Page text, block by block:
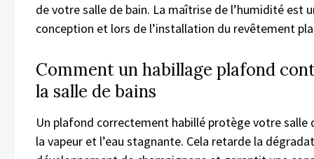
de votre salle de bain. La maîtrise de l’humidité est
conception et lors de l’installation du revêtement
Comment un habillage plafond
la salle de bains
Un plafond correctement habillé protège votre salle
la vapeur et l’eau stagnante. Cela retarde la